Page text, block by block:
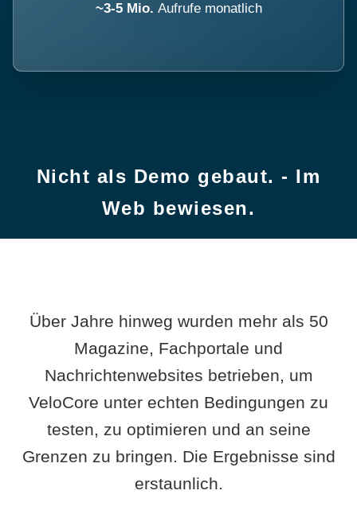
~3-5 Mio. Aufrufe monatlich
Nicht als Demo gebaut. - Im
Web bewiesen.
Über Jahre hinweg wurden mehr als 50
Magazine, Fachportale und
Nachrichtenwebsites betrieben, um
VeloCore unter echten Bedingungen zu
testen, zu optimieren und an seine
Grenzen zu bringen. Die Ergebnisse sind
erstaunlich.